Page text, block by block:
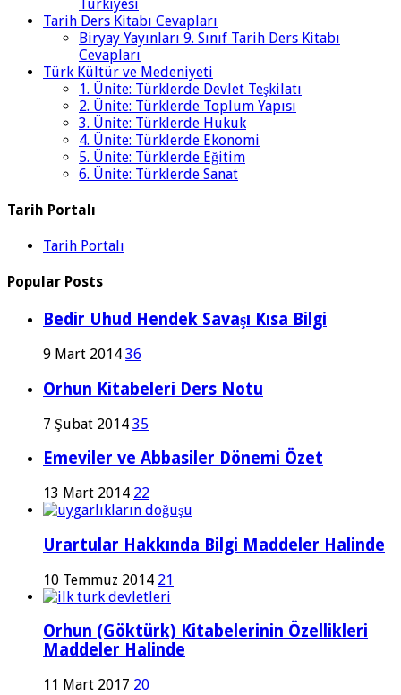
Türkiyesi
Tarih Ders Kitabı Cevapları
Biryay Yayınları 9. Sınıf Tarih Ders Kitabı
Cevapları
Türk Kültür ve Medeniyeti
1. Ünite: Türklerde Devlet Teşkilatı
2. Ünite: Türklerde Toplum Yapısı
3. Ünite: Türklerde Hukuk
4. Ünite: Türklerde Ekonomi
5. Ünite: Türklerde Eğitim
6. Ünite: Türklerde Sanat
Tarih Portalı
Tarih Portalı
Popular Posts
Bedir Uhud Hendek Savaşı Kısa Bilgi
9 Mart 2014 36
Orhun Kitabeleri Ders Notu
7 Şubat 2014 35
Emeviler ve Abbasiler Dönemi Özet
13 Mart 2014 22
Urartular Hakkında Bilgi Maddeler Halinde
10 Temmuz 2014 21
Orhun (Göktürk) Kitabelerinin Özellikleri
Maddeler Halinde
11 Mart 2017 20